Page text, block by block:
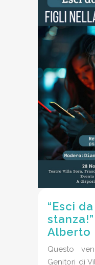
“Esci
Alberto
Questo
Genitori di